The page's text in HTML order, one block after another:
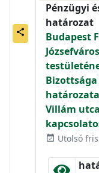
share
Pénzügyi
határozat
Budapest
Bizottsága
Villám
event_available Utolsó